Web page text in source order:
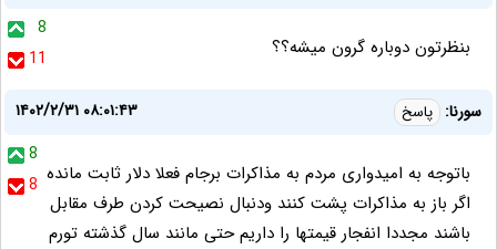
8
11
بنظرتون دوباره گرون میشه؟؟
سورنا: پاسخ
۱۴۰۲/۲/۳۱ ۰۸:۰۱:۴۳
8
8 باتوجه به امیدواری مردم به مذاکرات برجام فعلا دلار ثابت مانده
اگر باز به مذاکرات پشت کنند ودنبال نصیحت کردن طرف مقابل
باشند مجددا انفجار قیمتها را داریم حتی مانند سال گذشته تورم